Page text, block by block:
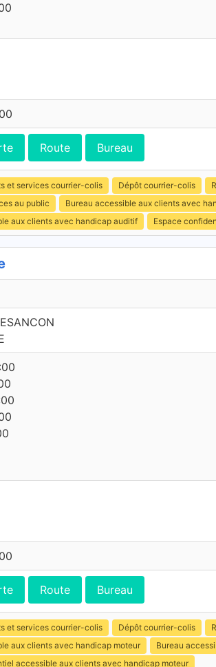
Route Bureau
et services courrier-colis Dépôt courrier-colis
au public
Bureau accessible aux clients avec
aux clients avec handicap auditif
Espace
Route Bureau
et services courrier-colis Dépôt courrier-colis
aux clients avec handicap moteur
Bureau
accessible aux clients avec handicap moteur